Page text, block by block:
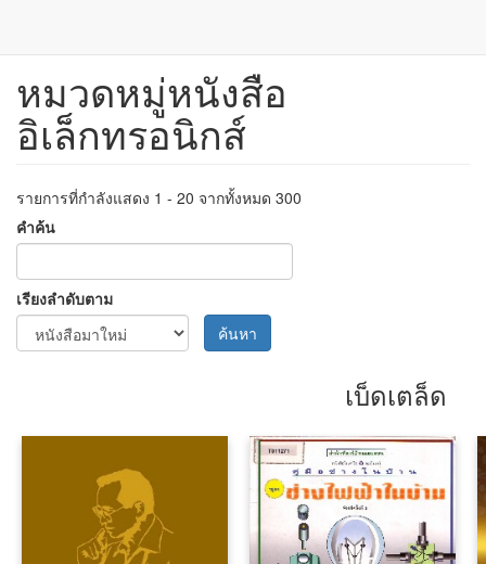
ข้าม
เนื้อหา
หมวดหมู่หนังสือ
อิเล็กทรอนิกส์
รายการที่กำลังแสดง 1 - 20 จากทั้งหมด 300
คำค้น
เรียงลำดับตาม
ค้นหา
เบ็ดเตล็ด